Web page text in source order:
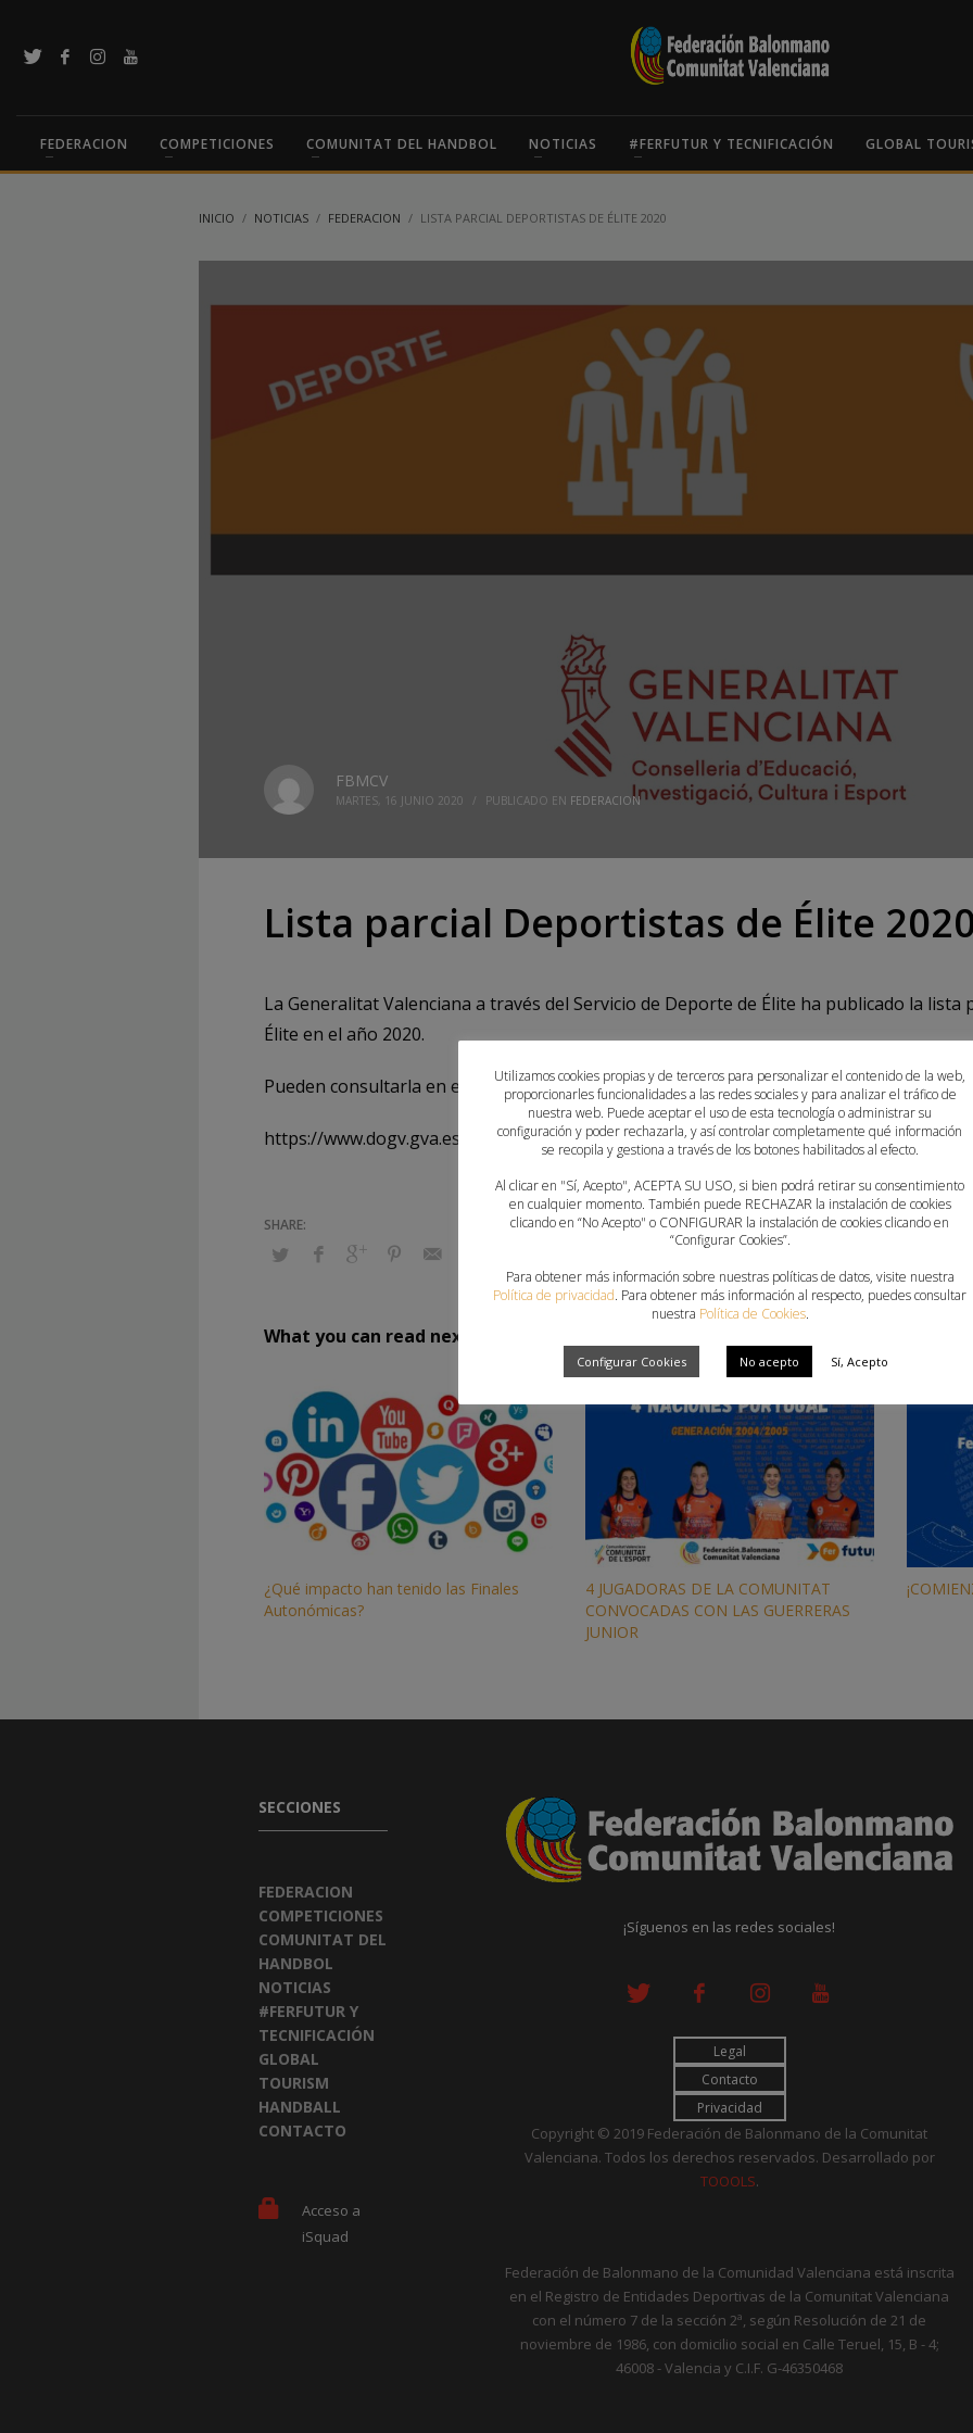
FEDERACION COMPETICIONES COMUNITAT DEL HANDBOL NOTICIAS #FERFUTUR Y TECNIFICACIÓN GLOBAL
INICIO NOTICIAS FEDERACION LISTA PARCIAL DEPORTISTAS DE ÉLITE 2020
FBMCV
MARTES, 16 JUNIO 2020 / PUBLICADO EN FEDERACION
Lista parcial Deportistas de Élite
La Generalitat Valenciana a través del Servicio de Deporte de Élite ha publicado la lista
Élite en el año 2020.
Pueden consultarla en el siguiente enlace:
https://www.dogv.gva.es/datos/2020/06/16/pdf/2020_4511.pdf
What you can read next
¿Qué impacto han tenido las Finales
Autonómicas?
4 JUGADORAS DE LA COMUNITAT
CONVOCADAS CON LAS GUERRERAS
JUNIOR
SECCIONES
FEDERACION
COMPETICIONES
COMUNITAT DEL
HANDBOL
NOTICIAS
#FERFUTUR Y
TECNIFICACIÓN
GLOBAL
TOURISM
HANDBALL
CONTACTO
Acceso a
iSquad
¡Síguenos en las redes sociales!
Legal
Contacto
Privacidad
Copyright © 2019 Federación de Balonmano de la Comunitat
Valenciana. Todos los derechos reservados. Desarrollado por
TOOOLS.
Federación de Balonmano de la Comunidad Valenciana está inscrita
en el Registro de Entidades Deportivas de la Comunitat Valenciana
con el número 7 de la sección 2ª, según Resolución de 21 de
noviembre de 1986, con domicilio social en Calle Teruel, 15, B - 4;
46008 - Valencia y C.I.F. G-46350468
Utilizamos cookies propias y de terceros para personalizar el contenido de la web,
proporcionarles funcionalidades a las redes sociales y para analizar el tráfico de
nuestra web. Puede aceptar el uso de esta tecnología o administrar su
configuración y poder rechazarla, y así controlar completamente qué información
se recopila y gestiona a través de los botones habilitados al efecto.
Al clicar en "Sí, Acepto", ACEPTA SU USO, si bien podrá retirar su consentimiento
en cualquier momento. También puede RECHAZAR la instalación de cookies
clicando en “No Acepto" o CONFIGURAR la instalación de cookies clicando en
“Configurar Cookies”.
Para obtener más información sobre nuestras políticas de datos, visite nuestra
Política de privacidad. Para obtener más información al respecto, puedes consultar
nuestra Política de Cookies.
Configurar Cookies No acepto Sí, Acepto